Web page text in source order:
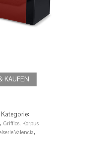
KAUFEN
Kategorie:
, Grifflos, Korpus
Valencia,